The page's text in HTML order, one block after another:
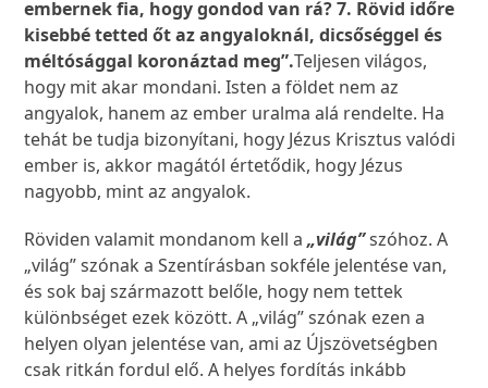
embernek fia, hogy gondod van rá? 7. Rövid időre
kisebbé tetted őt az angyaloknál, dicsőséggel és
méltósággal koronáztad meg”.Teljesen világos,
hogy mit akar mondani. Isten a földet nem az
angyalok, hanem az ember uralma alá rendelte. Ha
tehát be tudja bizonyítani, hogy Jézus Krisztus valódi
ember is, akkor magától értetődik, hogy Jézus
nagyobb, mint az angyalok.
Röviden valamit mondanom kell a„világ”szóhoz. A
„világ” szónak a Szentírásban sokféle jelentése van,
és sok baj származott belőle, hogy nem tettek
különbséget ezek között. A „világ” szónak ezen a
helyen olyan jelentése van, ami az Újszövetségben
csak ritkán fordul elő. A helyes fordítás inkább